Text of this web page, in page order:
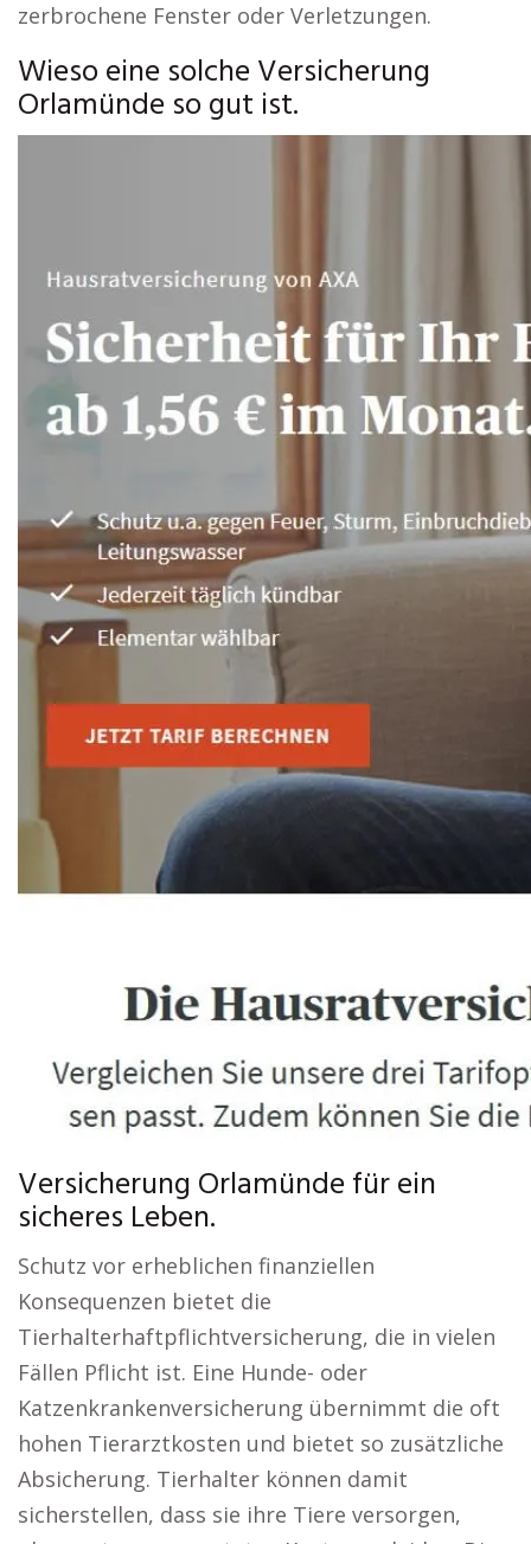
zerbrochene Fenster oder Verletzungen.
Wieso eine solche Versicherung
Orlamünde so gut ist.
Versicherung Orlamünde für ein
sicheres Leben.
Schutz vor erheblichen finanziellen
Konsequenzen bietet die
Tierhalterhaftpflichtversicherung, die in vielen
Fällen Pflicht ist. Eine Hunde- oder
Katzenkrankenversicherung übernimmt die oft
hohen Tierarztkosten und bietet so zusätzliche
Absicherung. Tierhalter können damit
sicherstellen, dass sie ihre Tiere versorgen,